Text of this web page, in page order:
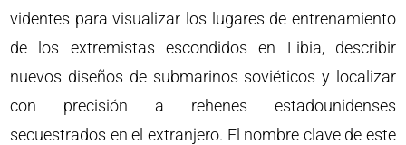
videntes para visualizar los lugares de entrenamiento
de los extremistas escondidos en Libia, describir
nuevos diseños de submarinos soviéticos y localizar
con precisión a rehenes estadounidenses
secuestrados en el extranjero. El nombre clave de este